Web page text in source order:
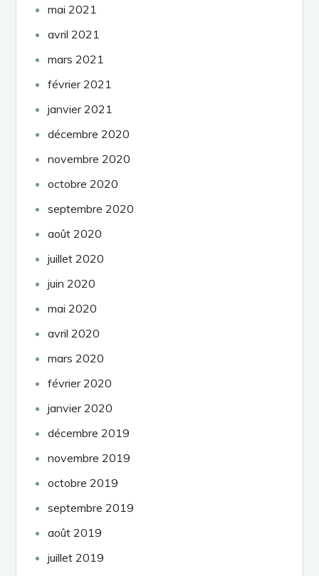
mai 2021
avril 2021
mars 2021
février 2021
janvier 2021
décembre 2020
novembre 2020
octobre 2020
septembre 2020
août 2020
juillet 2020
juin 2020
mai 2020
avril 2020
mars 2020
février 2020
janvier 2020
décembre 2019
novembre 2019
octobre 2019
septembre 2019
août 2019
juillet 2019